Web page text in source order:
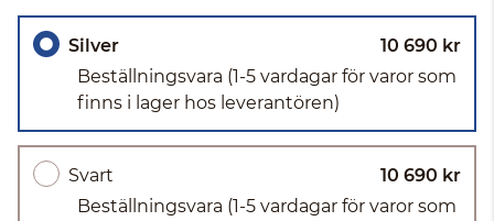
Silver
10 690 kr
Beställningsvara (1-5 vardagar för varor som
finns i lager hos leverantören)
Svart
10 690 kr
Beställningsvara (1-5 vardagar för varor som